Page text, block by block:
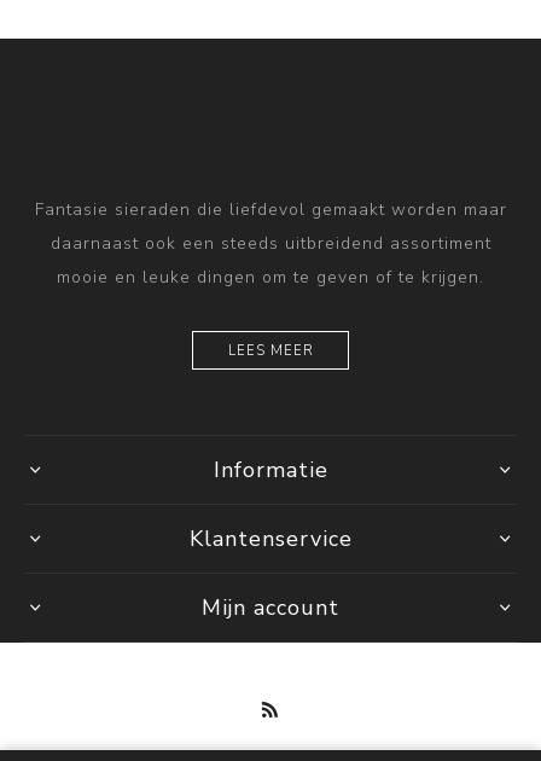
Fantasie sieraden die liefdevol gemaakt worden maar
daarnaast ook een steeds uitbreidend assortiment
mooie en leuke dingen om te geven of te krijgen.
LEES MEER
Informatie
Klantenservice
Mijn account